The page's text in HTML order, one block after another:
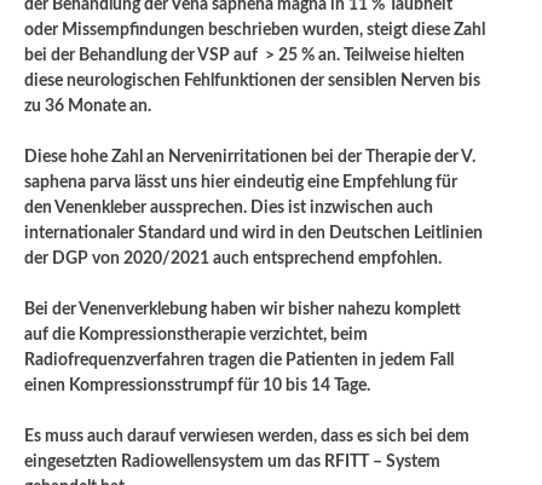
der Behandlung der Vena saphena magna in 11 % Taubheit
oder Missempfindungen beschrieben wurden, steigt diese Zahl
bei der Behandlung der VSP auf > 25 % an. Teilweise hielten
diese neurologischen Fehlfunktionen der sensiblen Nerven bis
zu 36 Monate an.
Diese hohe Zahl an Nervenirritationen bei der Therapie der V.
saphena parva lässt uns hier eindeutig eine Empfehlung für
den Venenkleber aussprechen. Dies ist inzwischen auch
internationaler Standard und wird in den Deutschen Leitlinien
der DGP von 2020/2021 auch entsprechend empfohlen.
Bei der Venenverklebung haben wir bisher nahezu komplett
auf die Kompressionstherapie verzichtet, beim
Radiofrequenzverfahren tragen die Patienten in jedem Fall
einen Kompressionsstrumpf für 10 bis 14 Tage.
Es muss auch darauf verwiesen werden, dass es sich bei dem
eingesetzten Radiowellensystem um das RFITT – System